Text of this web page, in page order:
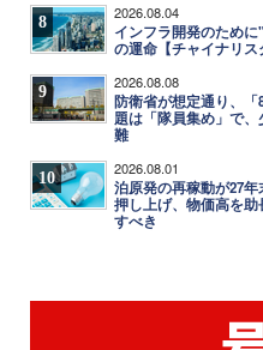
8 2026.08.04
インフラ開発のため
の運命【チャイナリス
9 2026.08.08
防衛省が想定通り、
題は「隊員集め」で
難
10 2026.08.01
泊原発の再稼動が27
押し上げ、物価高を
すべき